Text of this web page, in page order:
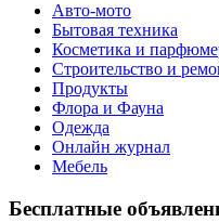
Авто-мото
Бытовая техника
Косметика и
Строительство и
Продукты
Флора и Фауна
Одежда
Онлайн журнал
Мебель
Бесплатные